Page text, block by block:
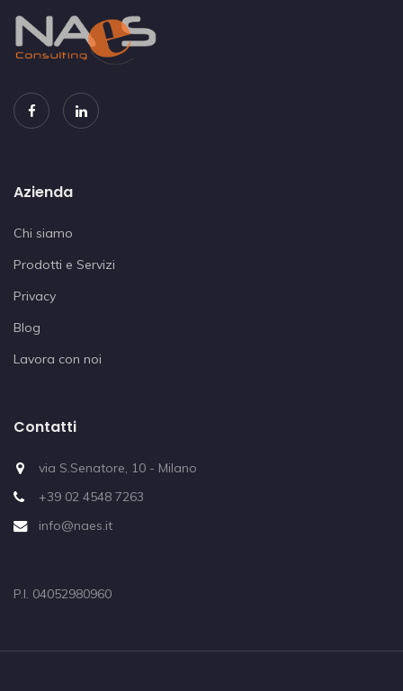
Azienda
Chi siamo
Prodotti e Servizi
Privacy
Blog
Lavora con noi
Contatti
via S.Senatore, 10 - Milano
+39 02 4548 7263
info@naes.it
P.I. 04052980960